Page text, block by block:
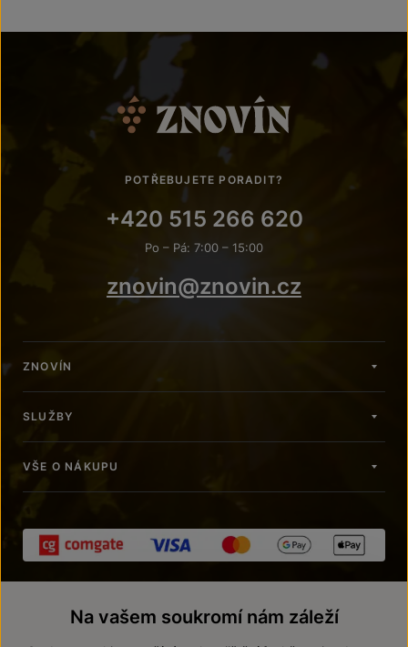
POTŘEBUJETE PORADIT?
+420 515 266 620
Po – Pá: 7:00 – 15:00
znovin@znovin.cz
ZNOVÍN
SLUŽBY
VŠE O NÁKUPU
Na vašem soukromí nám záleží